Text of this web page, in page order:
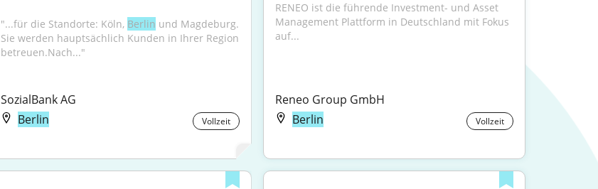
"...für die Standorte: Köln, Berlin und Magdeburg.
Sie werden hauptsächlich Kunden in Ihrer Region
betreuen.Nach..."
SozialBank AG
Berlin
Vollzeit
RENEO ist die führende Investment- und Asset
Management Plattform in Deutschland mit Fokus
auf...
Reneo Group GmbH
Berlin
Vollzeit